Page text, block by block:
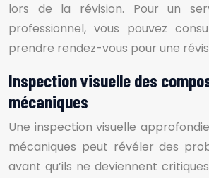
lors de la révision. Pour un
professionnel, vous pouvez
prendre rendez-vous pour une
Inspection visuelle des
mécaniques
Une inspection visuelle
mécaniques peut révéler des
avant qu’ils ne deviennent